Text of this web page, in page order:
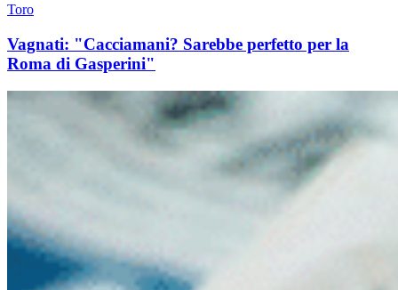
Toro
Vagnati: "Cacciamani? Sarebbe perfetto per la
Roma di Gasperini"